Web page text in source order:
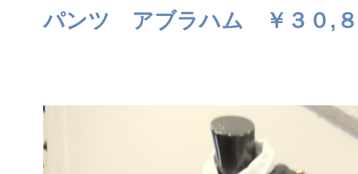
パンツ アブラハム ￥３０,８